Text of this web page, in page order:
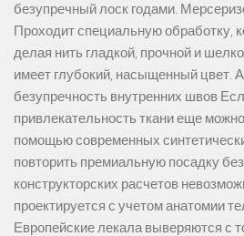
безупречный лоск годами.
Проходит специальную обработку,
делая нить гладкой, прочной и
имеет глубокий, насыщенный цвет.
безупречность внутренних швов
привлекательность ткани еще
помощью современных
повторить премиальную посадку
конструкторских расчетов
проектируется с учетом анатомии
Европейские лекала выверяются с